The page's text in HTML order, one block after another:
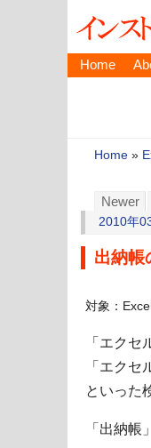
Home
Home »
Newer
2010年
出納帳
対象：
「エクセ
「エクセ
といった
「出納帳